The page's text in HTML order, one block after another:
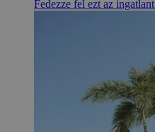
Fedezze fel ezt az ingatlant